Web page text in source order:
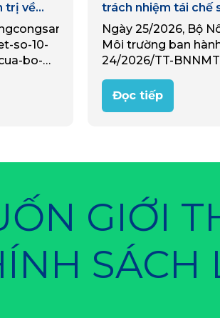
trị về
đầu tư
van-
so-10-
bo-
te-co-
Các
tâm
trách nhiệm tái chế
bì và xử lý chất thải
xuất nhập khẩu
Ngày 25/2026, Bộ
Môi trường ban
24/2026/TT-
về trách nhiệm tái
bao bì và xử lý chất
sản xuất…
Đọc tiếp
GIỚI